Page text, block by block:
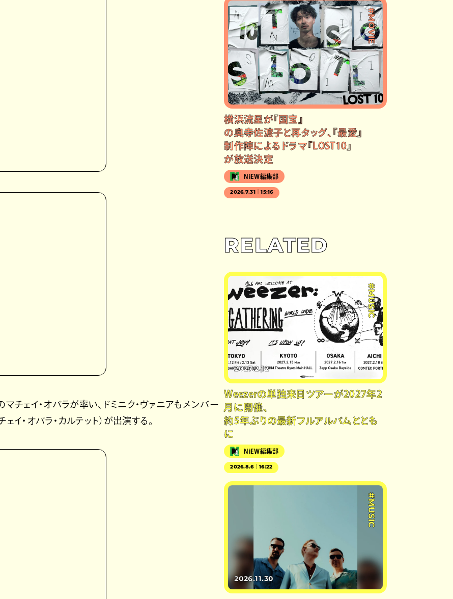
チェイ・オバラが率い、ドミニク・ヴァニアもメンバー
・オバラ・カルテット）が出演する。
#MOVIE
横浜流星が『国宝』
の奥寺佐渡子と再タッグ、『最愛』
制作陣によるドラマ『LOST10』
が放送決定
NiEW編集部
2026.7.31｜15:16
RELATED
#MUSIC
2027.2.12
Weezerの単独来日ツアーが2027年2
月に開催、
約5年ぶりの最新フルアルバムととも
に
NiEW編集部
2026.8.6｜16:22
#MUSIC
2026.11.30